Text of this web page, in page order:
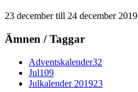
23 decembertill 24 december 2019
Ämnen / Taggar
Adventskalender32
Jul109
Julkalender 201923